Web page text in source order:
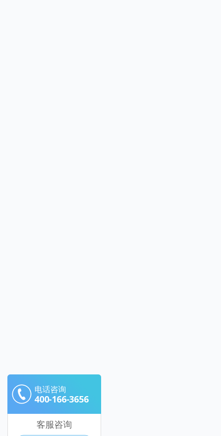
电话咨询
400-166-3656
客服咨询